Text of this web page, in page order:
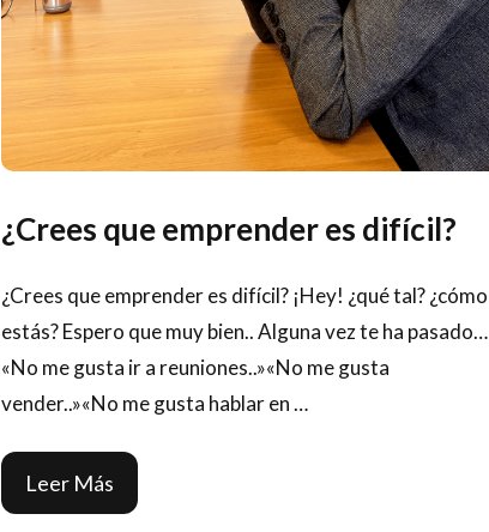
¿Crees que emprender es difícil?
¿Crees que emprender es difícil? ¡Hey! ¿qué tal? ¿cómo
estás? Espero que muy bien.. Alguna vez te ha pasado…
«No me gusta ir a reuniones..»«No me gusta
vender..»«No me gusta hablar en …
Leer Más